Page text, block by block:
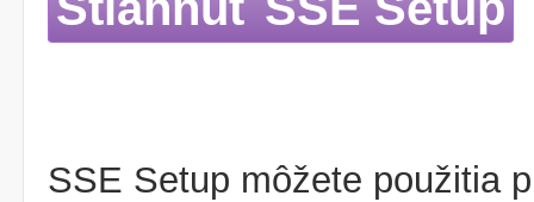
SSE Setup môžete použitia